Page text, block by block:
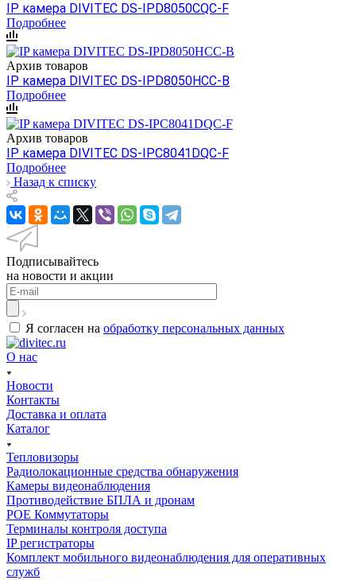
IP камера DIVITEC DS-IPD8050CQC-F
Подробнее
Архив товаров
IP камера DIVITEC DS-IPD8050HCC-B
Подробнее
Архив товаров
IP камера DIVITEC DS-IPC8041DQC-F
Подробнее
Назад к списку
Подписывайтесь
на новости и акции
Я согласен на обработку персональных данных
О нас
Новости
Контакты
Доставка и оплата
Каталог
Тепловизоры
Радиолокационные средства обнаружения
Камеры видеонаблюдения
Противодействие БПЛА и дронам
РОЕ Коммутаторы
Терминалы контроля доступа
IP регистраторы
Комплект мобильного видеонаблюдения для оперативных
служб